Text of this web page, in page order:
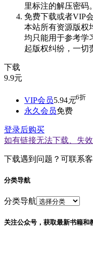
里标注的解压密码。
免费下载或者VIP
本站所有资源版权
均只能用于参考学
起版权纠纷，一切
下载
9.9元
VIP会员5.94元6折
永久会员免费
登录后购买
如有链接无法下载、失
下载遇到问题？可联系
分类导航
分类导航
关注公众号，获取最新书籍和